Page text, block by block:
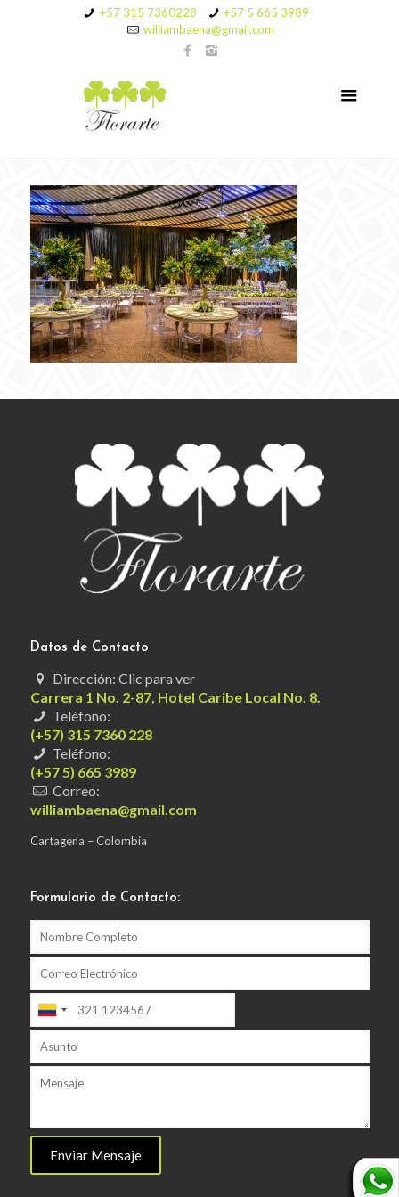
+57 315 7360228
+57 5 665 3989
williambaena@gmail.com
Datos de Contacto
Dirección: Clic para ver
Carrera 1 No. 2-87, Hotel Caribe Local No. 8.
Teléfono:
(+57) 315 7360 228
Teléfono:
(+57 5) 665 3989
Correo:
williambaena@gmail.com
Cartagena – Colombia
Formulario de Contacto: